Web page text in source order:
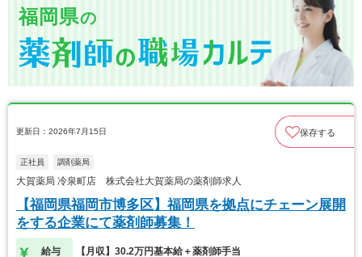
福岡県の
更新日：2026年7月15日 保存する
正社員 調剤薬局
大賀薬局 冷泉町店 株式会社大賀薬局の薬剤師求人
【福岡県福岡市博多区】福岡県を拠点にチェーン展開
をする企業にて薬剤師募集！
給与 【月収】30.2万円基本給＋薬剤師手当